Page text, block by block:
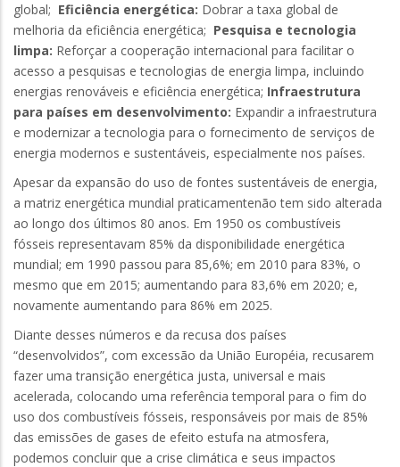
global; Eficiência energética: Dobrar a taxa global de
melhoria da eficiência energética; Pesquisa e tecnologia
limpa: Reforçar a cooperação internacional para facilitar o
acesso a pesquisas e tecnologias de energia limpa, incluindo
energias renováveis e eficiência energética; Infraestrutura
para países em desenvolvimento: Expandir a infraestrutura
e modernizar a tecnologia para o fornecimento de serviços de
energia modernos e sustentáveis, especialmente nos países.
Apesar da expansão do uso de fontes sustentáveis de energia,
a matriz energética mundial praticamentenão tem sido alterada
ao longo dos últimos 80 anos. Em 1950 os combustíveis
fósseis representavam 85% da disponibilidade energética
mundial; em 1990 passou para 85,6%; em 2010 para 83%, o
mesmo que em 2015; aumentando para 83,6% em 2020; e,
novamente aumentando para 86% em 2025.
Diante desses números e da recusa dos países
“desenvolvidos”, com excessão da União Européia, recusarem
fazer uma transição energética justa, universal e mais
acelerada, colocando uma referência temporal para o fim do
uso dos combustíveis fósseis, responsáveis por mais de 85%
das emissões de gases de efeito estufa na atmosfera,
podemos concluir que a crise climática e seus impactos